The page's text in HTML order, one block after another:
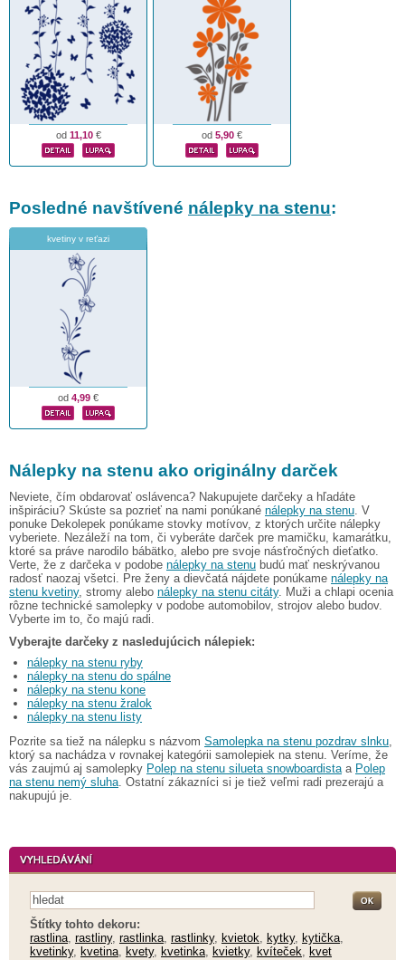
od 11,10€ od 5,90 €
Posledné navštívené nálepky na stenu:
kvetiny v reťazi
od 4,99 €
Nálepky na stenu ako originálny darček
Neviete, čím obdarovať oslávenca? Nakupujete darčeky a hľadáte
inšpiráciu? Skúste sa pozrieť na nami ponúkané nálepky na stenu. V
ponuke Dekolepek ponúkame stovky motívov, z ktorých určite nálepky
vyberiete. Nezáleží na tom, či vyberáte darček pre mamičku, kamarátku,
ktoré sa práve narodilo bábätko, alebo pre svoje násťročných dieťatko.
Verte, že z darčeka v podobe nálepky na stenu budú mať neskrývanou
radosť naozaj všetci. Pre ženy a dievčatá nájdete ponúkame nálepky na
stenu kvetiny, stromy alebo nálepky na stenu citáty. Muži a chlapi ocenia
rôzne technické samolepky v podobe automobilov, strojov alebo budov.
Vyberte im to, čo majú radi.
Vyberajte darčeky z nasledujúcich nálepiek:
nálepky na stenu ryby
nálepky na stenu do spálne
nálepky na stenu kone
nálepky na stenu žralok
nálepky na stenu listy
Pozrite sa tiež na nálepku s názvom Samolepka na stenu pozdrav slnku,
ktorý sa nachádza v rovnakej kategórii samolepiek na stenu. Veríme, že
vás zaujmú aj samolepky Polep na stenu silueta snowboardistaa Polep
na stenu nemý sluha. Ostatní zákazníci si je tiež veľmi radi prezerajú a
nakupujú je.
Štítky tohto dekoru:
rastlina, rastliny, rastlinka, rastlinky, kvietok, kytky, kytička,
kvetinky, kvetina, kvety, kvetinka, kvietky, kvíteček, kvet